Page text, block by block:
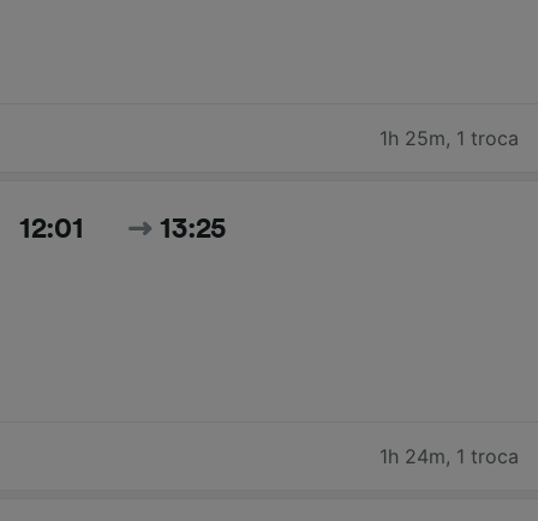
1h 25m, 1 troca
12:01 13:25
1h 24m, 1 troca